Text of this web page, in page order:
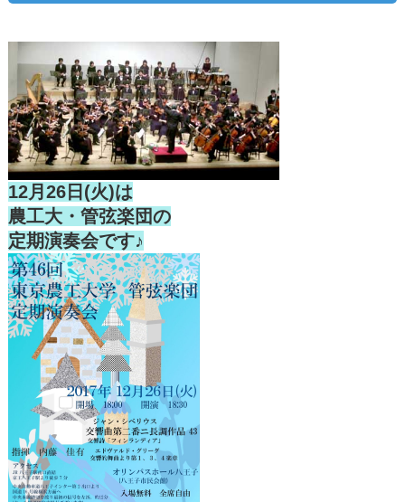
12月26日(火)は
農工大・管弦楽団の
定期演奏会です♪